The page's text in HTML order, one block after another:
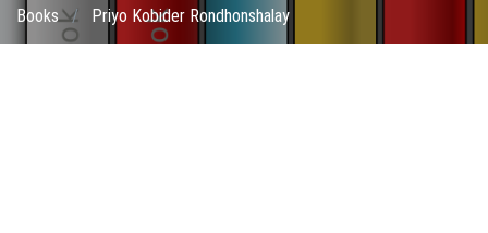
Books / Priyo Kobider Rondhonshalay